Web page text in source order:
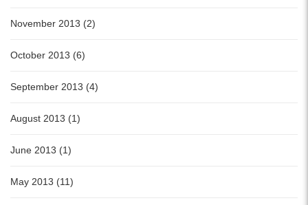
November 2013 (2)
October 2013 (6)
September 2013 (4)
August 2013 (1)
June 2013 (1)
May 2013 (11)